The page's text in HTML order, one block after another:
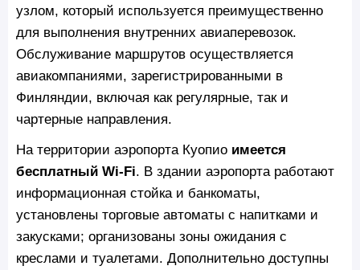
узлом, который используется преимущественно
для выполнения внутренних авиаперевозок.
Обслуживание маршрутов осуществляется
авиакомпаниями, зарегистрированными в
Финляндии, включая как регулярные, так и
чартерные направления.
На территории аэропорта Куопио имеется
бесплатный Wi‑Fi. В здании аэропорта работают
информационная стойка и банкоматы,
установлены торговые автоматы с напитками и
закусками; организованы зоны ожидания с
креслами и туалетами. Дополнительно доступны